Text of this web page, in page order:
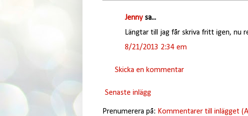
Jennysa...
Längtar till jag får skriva fritt igen, nu
8/21/2013 2:34 em
Skicka en kommentar
Senaste inlägg
Prenumerera på: Kommentarer till inlägget